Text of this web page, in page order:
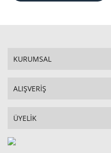
KURUMSAL
ALIŞVERİŞ
ÜYELİK